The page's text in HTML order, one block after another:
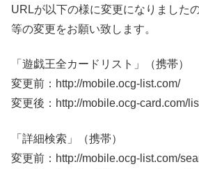
URLが以下の様に変更になりました
等の変更をお願い致します。
「遊戯王全カードリスト」（携帯）
変更前：http://mobile.ocg-list.com/
変更後：http://mobile.ocg-card.com/
「詳細検索」（携帯）
変更前：http://mobile.ocg-list.com/